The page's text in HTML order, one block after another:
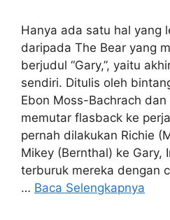
Hanya ada satu hal yang
daripada The Bear yang
berjudul “Gary,”, yaitu
sendiri. Ditulis oleh
Ebon Moss-Bachrach dan
memutar flasback ke
pernah dilakukan Richie
Mikey (Bernthal) ke Gary,
terburuk mereka dengan
… Baca Selengkapnya